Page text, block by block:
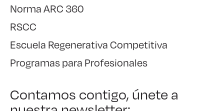
Norma ARC 360
RSCC
Escuela Regenerativa Competitiva
Programas para Profesionales
Contamos contigo, únete a